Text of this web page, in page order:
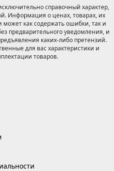
справочный характер,
Информация о ценах, товарах, их
может как содержать ошибки, так и
предварительного уведомления, и
каких-либо претензий.
для вас характеристики и
товаров.